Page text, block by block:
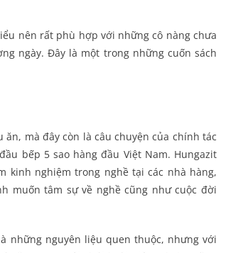
nên rất phù hợp với những cô nàng chưa
ngày. Đây là một trong những cuốn sách
mà đây còn là câu chuyện của chính tác
bếp 5 sao hàng đầu Việt Nam. Hungazit
kinh nghiệm trong nghề tại các nhà hàng,
muốn tâm sự về nghề cũng như cuộc đời
những nguyên liệu quen thuộc, nhưng với